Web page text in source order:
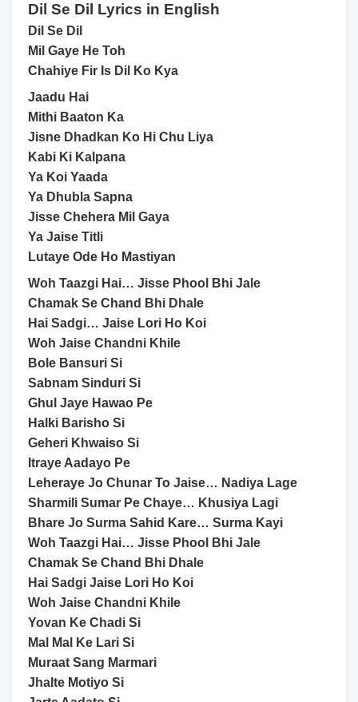
Dil Se Dil Lyrics in English
Dil Se Dil
Mil Gaye He Toh
Chahiye Fir Is Dil Ko Kya
Jaadu Hai
Mithi Baaton Ka
Jisne Dhadkan Ko Hi Chu Liya
Kabi Ki Kalpana
Ya Koi Yaada
Ya Dhubla Sapna
Jisse Chehera Mil Gaya
Ya Jaise Titli
Lutaye Ode Ho Mastiyan
Woh Taazgi Hai… Jisse Phool Bhi Jale
Chamak Se Chand Bhi Dhale
Hai Sadgi… Jaise Lori Ho Koi
Woh Jaise Chandni Khile
Bole Bansuri Si
Sabnam Sinduri Si
Ghul Jaye Hawao Pe
Halki Barisho Si
Geheri Khwaiso Si
Itraye Aadayo Pe
Leheraye Jo Chunar To Jaise… Nadiya Lage
Sharmili Sumar Pe Chaye… Khusiya Lagi
Bhare Jo Surma Sahid Kare… Surma Kayi
Woh Taazgi Hai… Jisse Phool Bhi Jale
Chamak Se Chand Bhi Dhale
Hai Sadgi Jaise Lori Ho Koi
Woh Jaise Chandni Khile
Yovan Ke Chadi Si
Mal Mal Ke Lari Si
Muraat Sang Marmari
Jhalte Motiyo Si